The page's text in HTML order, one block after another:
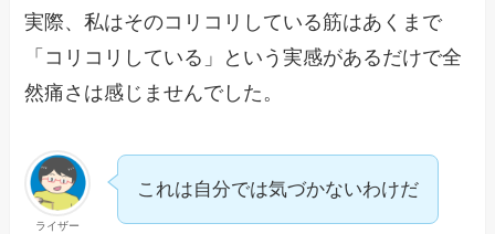
実際、私はそのコリコリしている筋はあくまで
「コリコリしている」という実感があるだけで全
然痛さは感じませんでした。
ライザー
これは自分では気づかないわけだ